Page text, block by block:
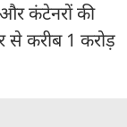
और कंटेनरों की
से करीब 1 करोड़